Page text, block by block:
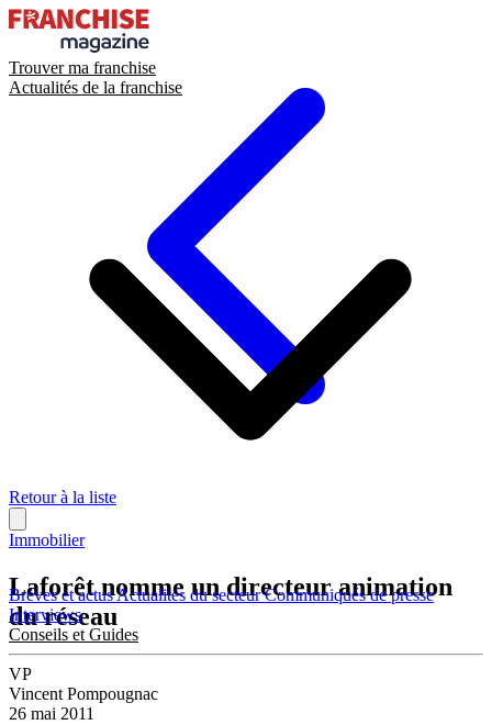
Trouver ma franchise
Actualités de la franchise
Brèves et actusActualités du secteurCommuniqués de presse
Interviews
Conseils et Guides
Retour à la liste
Immobilier
Laforêt nomme un directeur animation
du réseau
VP
Vincent Pompougnac
26 mai 2011